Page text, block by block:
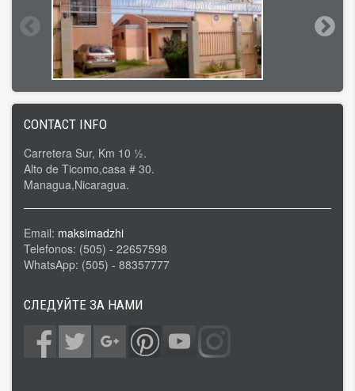
CONTACT INFO
Carretera Sur, Km 10 ½.
Alto de Ticomo,casa # 30.
Managua,Nicaragua.
Email: maksimadzhi
Telefonos: (505) - 22657598
WhatsApp: (505) - 88357777
СЛЕДУЙТЕ ЗА НАМИ